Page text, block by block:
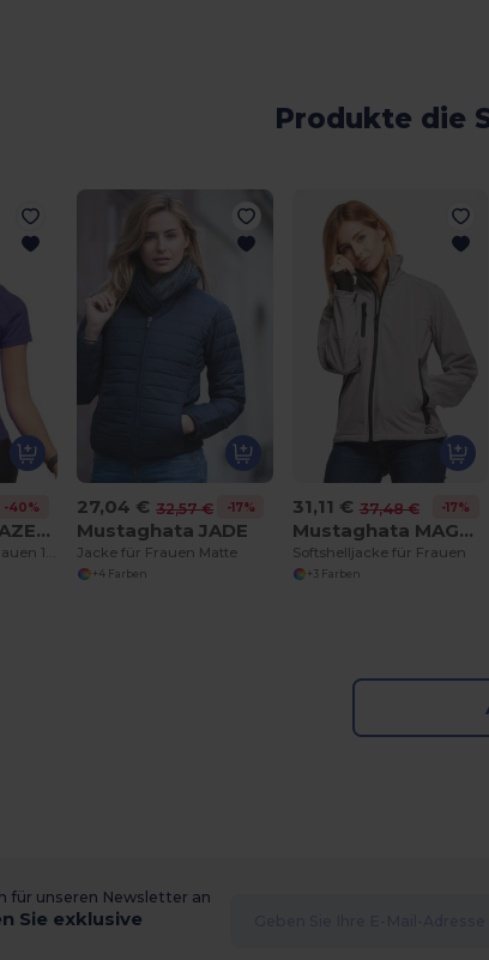
Produkte die
-40%
Mustaghata GAZELLE
27,04 € 32,57 € -17%
Mustaghata JADE
Jacke für Frauen Matte
+4 Farben
31,11 € 37,48 € -17%
Mustaghata MAGMA
Softshelljacke für Frauen
+3 Farben
für unseren Newsletter an
Sie exklusive